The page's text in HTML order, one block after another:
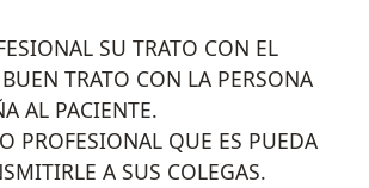
SU TRATO CON EL
TRATO CON LA PERSONA
AL PACIENTE.
PROFESIONAL QUE ES PUEDA
A SUS COLEGAS.